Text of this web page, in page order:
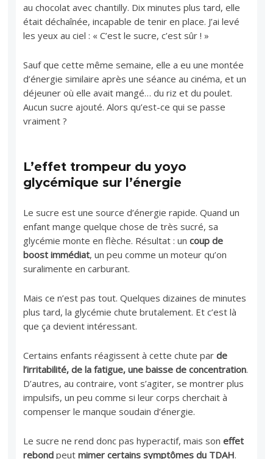
au chocolat avec chantilly. Dix minutes plus tard, elle
était déchaînée, incapable de tenir en place. J’ai levé
les yeux au ciel : « C’est le sucre, c’est sûr ! »
Sauf que cette même semaine, elle a eu une montée
d’énergie similaire après une séance au cinéma, et un
déjeuner où elle avait mangé… du riz et du poulet.
Aucun sucre ajouté. Alors qu’est-ce qui se passe
vraiment ?
L’effet trompeur du yoyo
glycémique sur l’énergie
Le sucre est une source d’énergie rapide. Quand un
enfant mange quelque chose de très sucré, sa
glycémie monte en flèche. Résultat : uncoup de
boost immédiat, un peu comme un moteur qu’on
suralimente en carburant.
Mais ce n’est pas tout. Quelques dizaines de minutes
plus tard, la glycémie chute brutalement. Et c’est là
que ça devient intéressant.
Certains enfants réagissent à cette chute parde
l’irritabilité, de la fatigue, une baisse de concentration.
D’autres, au contraire, vont s’agiter, se montrer plus
impulsifs, un peu comme si leur corps cherchait à
compenser le manque soudain d’énergie.
Le sucre ne rend donc pas hyperactif, mais soneffet
rebond peutmimer certains symptômes du TDAH.